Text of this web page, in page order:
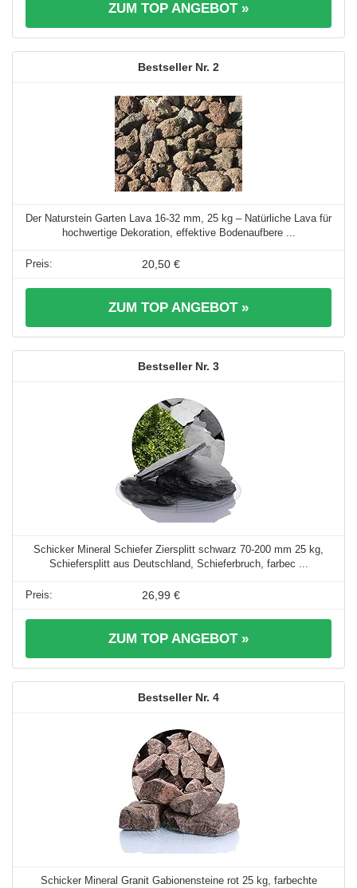
ZUM TOP ANGEBOT »
2
Der Naturstein Garten Lava 16-32 mm, 25 kg – Natürliche Lava für
hochwertige Dekoration, effektive Bodenaufbere ...
20,50 €
ZUM TOP ANGEBOT »
3
Schicker Mineral Schiefer Ziersplitt schwarz 70-200 mm 25 kg,
Schiefersplitt aus Deutschland, Schieferbruch, farbec ...
26,99 €
ZUM TOP ANGEBOT »
4
Schicker Mineral Granit Gabionensteine rot 25 kg, farbechte